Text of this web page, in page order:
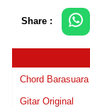
Share :
Chord
Gitar Original